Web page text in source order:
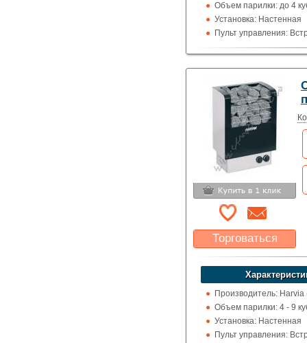
Объем парилки: до 4
Установка: Настенная
Пульт управления:
Использование: Для
Торговаться
Какая цена Вас
устроит?
Указать цену
Производитель:
Объем парилки: 4 - 9
Установка: Настенная
Пульт управления: